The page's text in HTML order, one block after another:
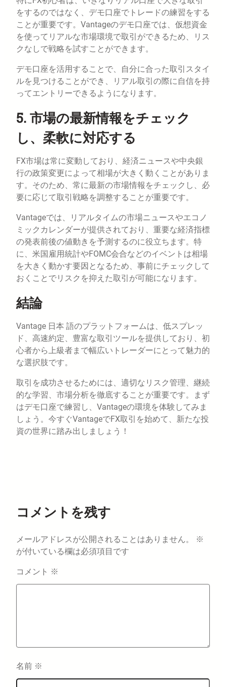
をするのではなく、デモ口座でトレードの練習をする
ことが重要です。Vantageのデモ口座では、仮想資金
を使ってリアルな市場環境で取引ができるため、リス
クなしで戦略を試すことができます。
デモ口座を活用することで、自分に合った取引スタイ
ルを見つけることができ、リアル取引の際に自信を持
ってエントリーできるようになります。
5. 市場の最新情報をチェック
し、柔軟に対応する
FX市場は常に変動しており、経済ニュースや中央銀
行の政策変更によって相場が大きく動くことがありま
す。そのため、常に最新の市場情報をチェックし、必
要に応じて取引戦略を調整することが重要です。
Vantageでは、リアルタイムの市場ニュースやエコノ
ミックカレンダーが提供されており、重要な経済指標
の発表前後の値動きを予測するのに役立ちます。特
に、米国雇用統計やFOMC会合などのイベントは相場
を大きく動かす要因となるため、事前にチェックして
おくことでリスクを抑えた取引が可能になります。
結論
Vantage 日本 語のプラットフォームは、低スプレッ
ド、高速約定、豊富な取引ツールを提供しており、初
心者から上級者まで幅広いトレーダーにとって魅力的
な選択肢です。
取引を成功させるためには、適切なリスク管理、継続
的な学習、市場分析を徹底することが重要です。まず
はデモ口座で練習し、Vantageの環境を体験してみま
しょう。今すぐVantageでFX取引を始めて、新たな投
資の世界に踏み出しましょう！
コメントを残す
メールアドレスが公開されることはありません。
※
が付いている欄は必須項目です
コメント ※
名前 ※